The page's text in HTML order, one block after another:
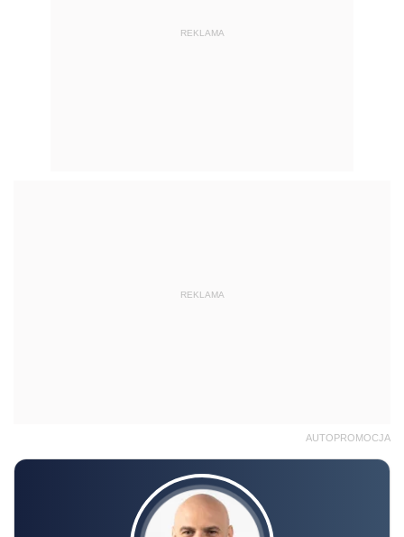
REKLAMA
REKLAMA
AUTOPROMOCJA